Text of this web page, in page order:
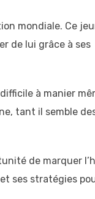
mondiale. Ce
de lui grâce à ses
à manier
tant il semble
de marquer
ses stratégies